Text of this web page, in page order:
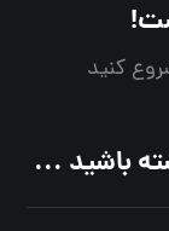
کنید
باشید ...